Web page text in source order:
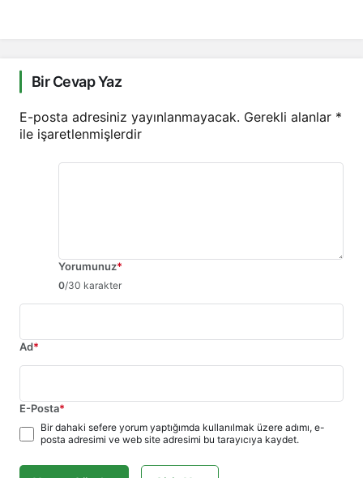
Bir Cevap Yaz
E-posta adresiniz yayınlanmayacak. Gerekli alanlar *
ile işaretlenmişlerdir
Yorumunuz*
0/30 karakter
Ad*
E-Posta*
Bir dahaki sefere yorum yaptığımda kullanılmak üzere adımı, e-
posta adresimi ve web site adresimi bu tarayıcıya kaydet.